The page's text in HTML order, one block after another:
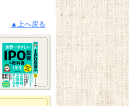
▲上へ戻る